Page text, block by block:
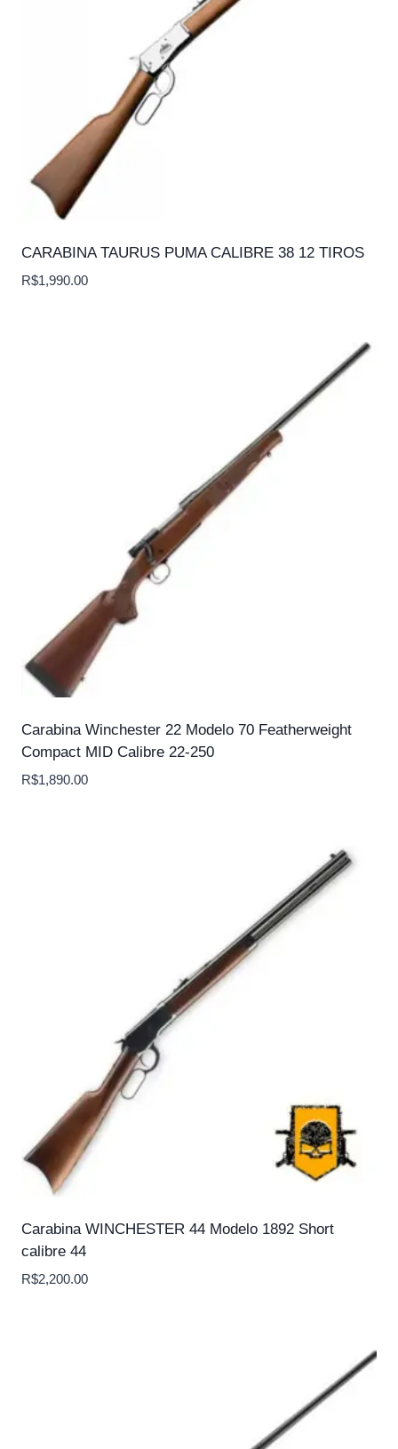
CARABINA TAURUS PUMA CALIBRE 38 12 TIROS
R$1,990.00
Carabina Winchester 22 Modelo 70 Featherweight
Compact MID Calibre 22-250
R$1,890.00
Carabina WINCHESTER 44 Modelo 1892 Short
calibre 44
R$2,200.00